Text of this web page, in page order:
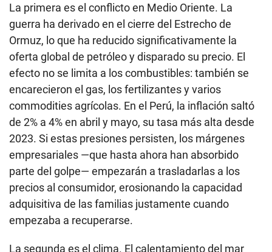
La primera es el conflicto en Medio Oriente. La
guerra ha derivado en el cierre del Estrecho de
Ormuz, lo que ha reducido significativamente la
oferta global de petróleo y disparado su precio. El
efecto no se limita a los combustibles: también se
encarecieron el gas, los fertilizantes y varios
commodities agrícolas. En el Perú, la inflación saltó
de 2% a 4% en abril y mayo, su tasa más alta desde
2023. Si estas presiones persisten, los márgenes
empresariales —que hasta ahora han absorbido
parte del golpe— empezarán a trasladarlas a los
precios al consumidor, erosionando la capacidad
adquisitiva de las familias justamente cuando
empezaba a recuperarse.
La segunda es el clima. El calentamiento del mar